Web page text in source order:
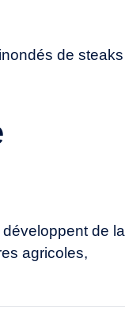
de steaks
de la
agricoles,